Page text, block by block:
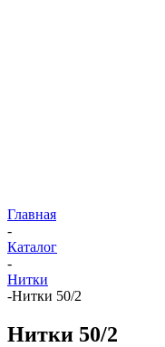
Главная
-
Каталог
-
Нитки
-Нитки 50/2
Нитки 50/2